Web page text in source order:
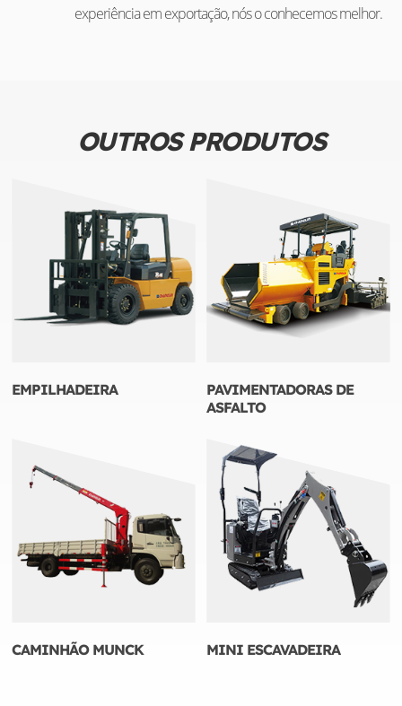
experiência em exportação, nós o conhecemos melhor.
OUTROS PRODUTOS
EMPILHADEIRA
PAVIMENTADORAS DE
ASFALTO
CAMINHÃO MUNCK MINI ESCAVADEIRA